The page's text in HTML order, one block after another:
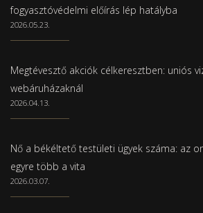
fogyasztóvédelmi előírás lép hatályba
2026.05.23.
Megtévesztő akciók célkeresztben: uniós
webáruházaknál
2026.04.13.
Nő a békéltető testületi ügyek száma: az
egyre több a vita
2026.03.07.